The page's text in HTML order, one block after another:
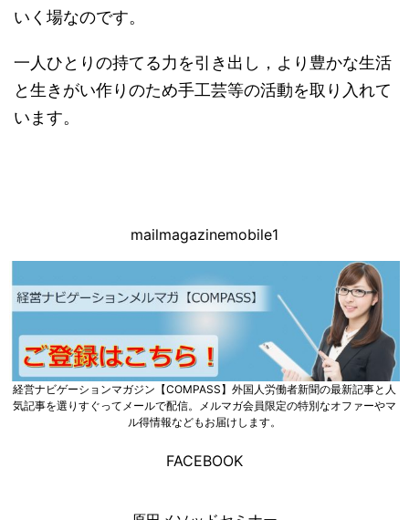
いく場なのです。
一人ひとりの持てる力を引き出し，より豊かな生活
と生きがい作りのため手工芸等の活動を取り入れて
います。
mailmagazinemobile1
経営ナビゲーションマガジン【COMPASS】外国人労働者新聞の最新記事と人
気記事を選りすぐってメールで配信。メルマガ会員限定の特別なオファーやマ
ル得情報などもお届けします。
FACEBOOK